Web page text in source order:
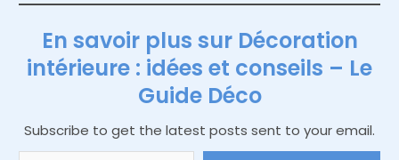
En savoir plus sur Décoration
intérieure : idées et conseils – Le
Guide Déco
Subscribe to get the latest posts sent to your email.
Saisissez votre adresse e-mail…